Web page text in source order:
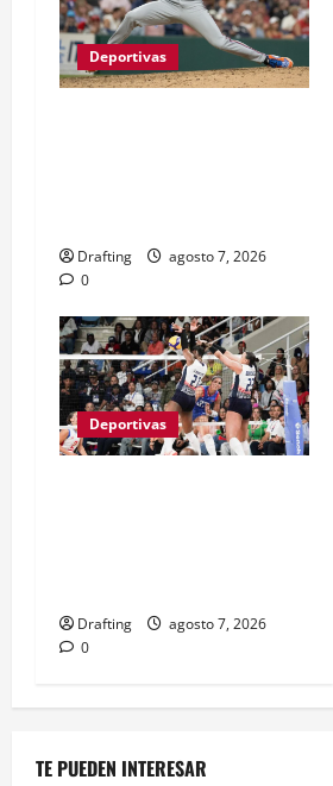
Deportivas
Drafting
agosto 7, 2026
0
Deportivas
Drafting
agosto 7, 2026
0
TE PUEDEN INTERESAR